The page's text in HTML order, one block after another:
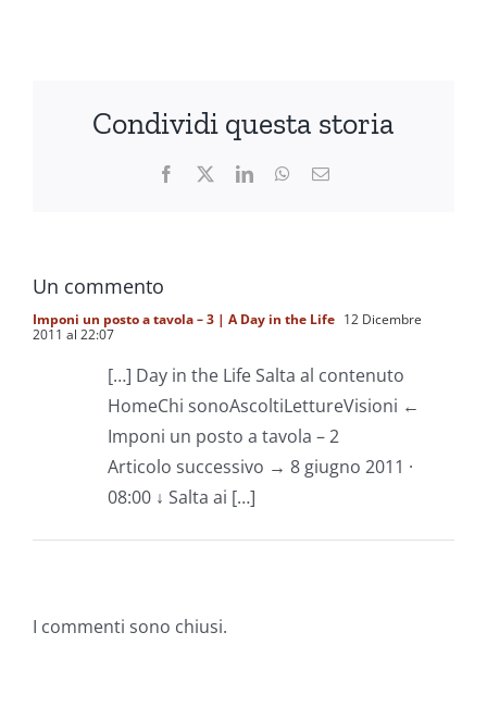
Condividi questa storia
Facebook LinkedInWhatsApp
Email
Un commento
Imponi un posto a tavola – 3 | A Day in the Life 12 Dicembre
2011 al 22:07
[…] Day in the Life Salta al contenuto
HomeChi sonoAscoltiLettureVisioni ←
Imponi un posto a tavola – 2
Articolo successivo → 8 giugno 2011 ·
08:00 ↓ Salta ai […]
I commenti sono chiusi.